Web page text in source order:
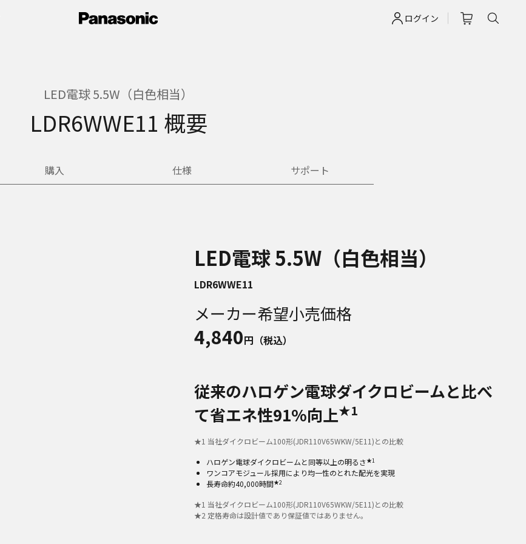
ログイン
LED電球 5.5W（白色相当）
LDR6WWE11 概要
購入 仕様 サポート
LED電球 5.5W（白色相当）
LDR6WWE11
メーカー希望小売価格
4,840円（税込）
従来のハロゲン電球ダイクロビームと比べ
て省エネ性91%向上★1
★1 当社ダイクロビーム100形(JDR110V65WKW/5E11)との比較
ハロゲン電球ダイクロビームと同等以上の明るさ★1
ワンコアモジュール採用により均一性のとれた配光を実現
長寿命約40,000時間★2
★1 当社ダイクロビーム100形(JDR110V65WKW/5E11)との比較
★2 定格寿命は設計値であり保証値ではありません。